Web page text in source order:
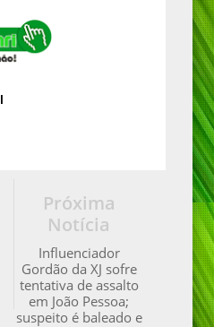
Próxima
Notícia
Influenciador
Gordão da XJ sofre
tentativa de assalto
em João Pessoa;
suspeito é baleado e